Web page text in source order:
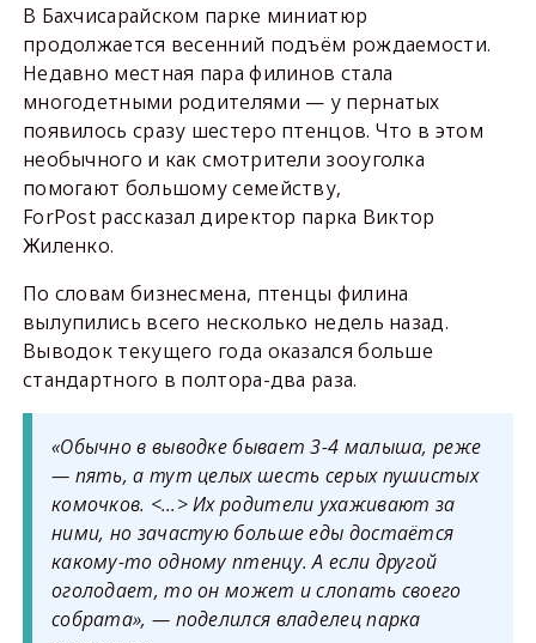
В Бахчисарайском парке миниатюр
продолжается весенний подъём рождаемости.
Недавно местная пара филинов стала
многодетными родителями — у пернатых
появилось сразу шестеро птенцов. Что в этом
необычного и как смотрители зооуголка
помогают большому семейству,
ForPost рассказал директор парка Виктор
Жиленко.
По словам бизнесмена, птенцы филина
вылупились всего несколько недель назад.
Выводок текущего года оказался больше
стандартного в полтора-два раза.
«Обычно в выводке бывает 3-4 малыша, реже
— пять, а тут целых шесть серых пушистых
комочков. <…> Их родители ухаживают за
ними, но зачастую больше еды достаётся
какому-то одному птенцу. А если другой
оголодает, то он может и слопать своего
собрата», — поделился владелец парка